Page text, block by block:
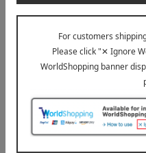
送料無料
P＆G（ピーアンドジー）
〈P＆G〉アリエールジェルボ
ールプロギフトセット